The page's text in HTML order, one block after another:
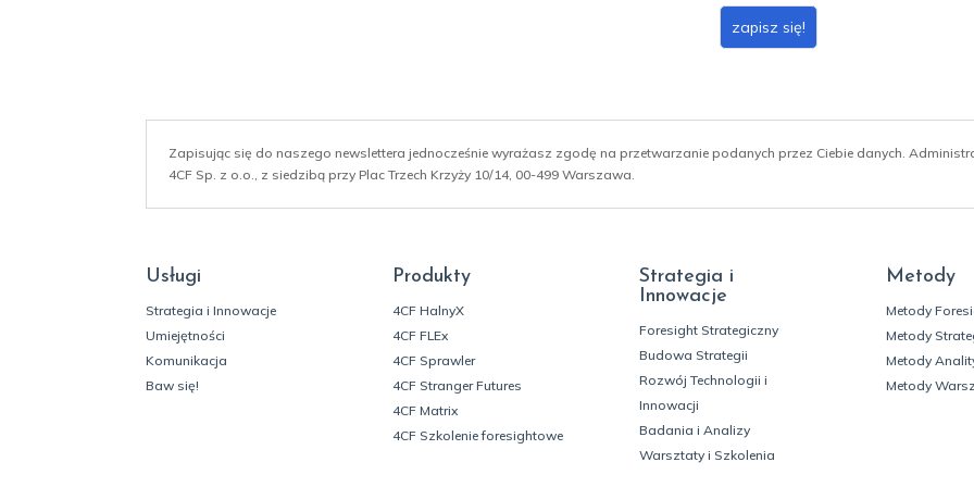
zapisz się!
Zapisując się do naszego newslettera jednocześnie wyrażasz zgodę na przetwarzanie podanych przez Ciebie danych.
4CF Sp. z o.o., z siedzibą przy Plac Trzech Krzyży 10/14, 00-499 Warszawa.
Usługi
Strategia i Innowacje
Umiejętności
Komunikacja
Baw się!
Produkty
4CF HalnyX
4CF FLEx
4CF Sprawler
4CF Stranger Futures
4CF Matrix
4CF Szkolenie foresightowe
Strategia i
Innowacje
Foresight Strategiczny
Budowa Strategii
Rozwój Technologii i
Innowacji
Badania i Analizy
Warsztaty i Szkolenia
Metody
Metody
Metody
Metody
Metody